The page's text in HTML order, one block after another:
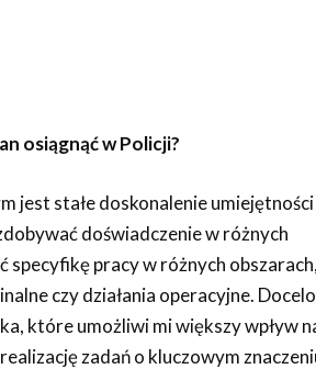
osiągnąć w Policji?
jest stałe doskonalenie
doświadczenie w różnych
specyfikę pracy w różnych
czy działania operacyjne.
które umożliwi mi większy wpływ
zadań o kluczowym